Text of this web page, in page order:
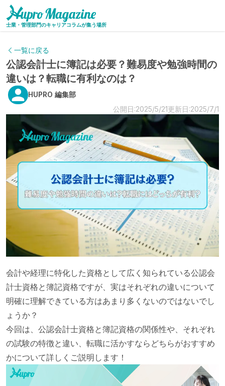
士業・管理部門のキャリアコラムが集う場所
一覧に戻る
公認会計士に簿記は必要？難易度や勉強時間の
違いは？転職に有利なのは？
HUPRO 編集部
公開日:2025/5/21更新日:2025/7/1
会計や経理に特化した資格として広く知られている公認会
計士資格と簿記資格ですが、実はそれぞれの違いについて
明確に理解できている方はあまり多くないのではないでし
ょうか？
今回は、公認会計士資格と簿記資格の関係性や、それぞれ
の試験の特徴と違い、転職に活かすならどちらがおすすめ
かについて詳しくご説明します！